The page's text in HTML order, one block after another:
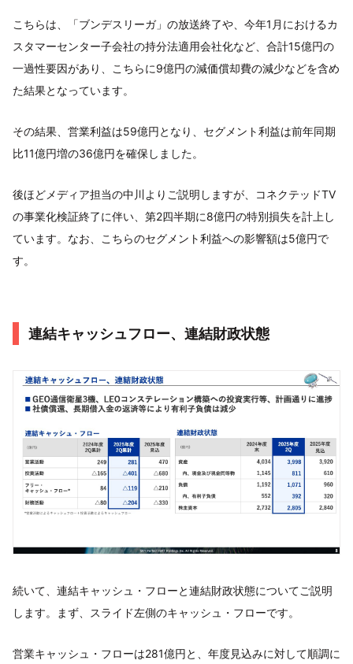
こちらは、「ブンデスリーガ」の放送終了や、今年1月におけるカ
スタマーセンター子会社の持分法適用会社化など、合計15億円の
一過性要因があり、こちらに9億円の減価償却費の減少などを含め
た結果となっています。
その結果、営業利益は59億円となり、セグメント利益は前年同期
比11億円増の36億円を確保しました。
後ほどメディア担当の中川よりご説明しますが、コネクテッドTV
の事業化検証終了に伴い、第2四半期に8億円の特別損失を計上し
ています。なお、こちらのセグメント利益への影響額は5億円で
す。
連結キャッシュフロー、連結財政状態
続いて、連結キャッシュ・フローと連結財政状態についてご説明
します。まず、スライド左側のキャッシュ・フローです。
営業キャッシュ・フローは281億円と、年度見込みに対して順調に